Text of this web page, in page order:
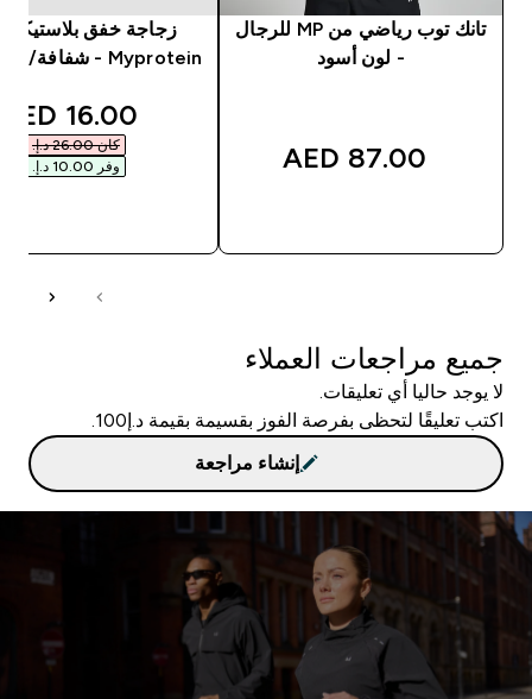
تانك توب رياضي من MP للرجال
- لون أسود
87.00 AED‎
زجاجة خفق
Myprotein - شفافة/ لون أسود
price
16.00 AED‎
كان ‏26.00 د.إ.‏‎
وفر ‏10.00 د.إ.‏‎
جميع مراجعات العملاء
لا يوجد حاليا أي تعليقات.
اكتب تعليقًا لتحظى بفرصة الفوز بقسيمة بقيمة د.إ100.
إنشاء مراجعة